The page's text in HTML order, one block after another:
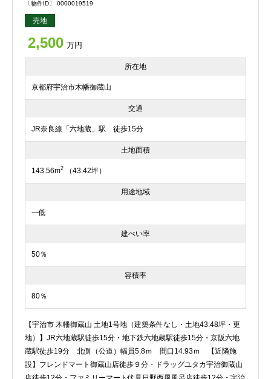
〔物件ID〕 0000019519
売地
2,500 万円
所在地
京都府宇治市木幡御蔵山
交通
JR奈良線「六地蔵」駅 徒歩15分
土地面積
143.56m2 （43.42坪）
用途地域
一低
建ぺい率
50％
容積率
80％
【宇治市 木幡御蔵山 土地1号地（建築条件なし・土地43.48坪・更
地）】JR六地蔵駅徒歩15分・地下鉄六地蔵駅徒歩15分・京阪六地
蔵駅徒歩19分 北側（公道）幅員5.8ｍ 間口14.93ｍ 【近隣施
設】フレンドマート御蔵山店徒歩９分・ドラッグユタカ宇治御蔵山